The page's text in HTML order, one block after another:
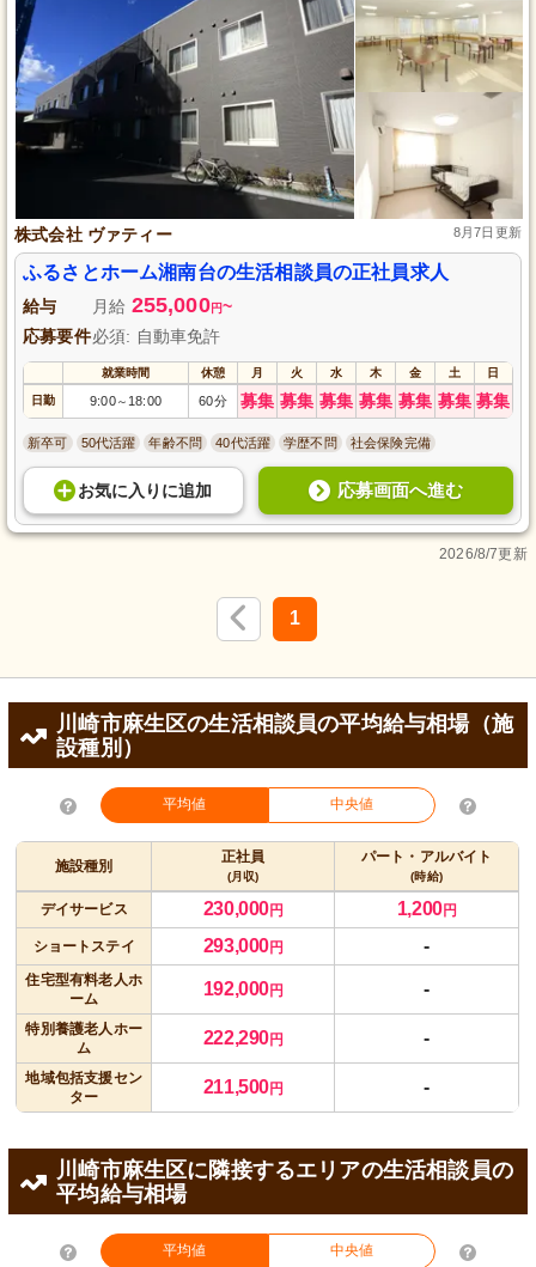
株式会社 ヴァティー 8月7日更新
ふるさとホーム湘南台の生活相談員の正社員求人
給与 月給 255,000円~
応募要件必須: 自動車免許
就業時間 休憩 月 火 水 木 金 土 日
日勤 9:00～ 18:00 60分 募集 募集 募集 募集 募集 募集 募集
新卒可 50代活躍 年齢不問 40代活躍 学歴不問 社会保険完備
お気に入り に追加 応募画面へ進む
2026/8/7更新
1
川崎市麻生区の生活相談員の平均給与相場（施
設種別）
平均値 中央値
施設種別
正社員
(月収)
パート・アルバイト
(時給)
デイサービス 230,000円 1,200円
ショートステイ 293,000円 -
住宅型有料老人ホ
ーム
192,000円 -
特別養護老人ホー
ム
222,290円 -
地域包括支援セン
ター
211,500円 -
川崎市麻生区に隣接するエリアの生活相談員の
平均給与相場
平均値 中央値